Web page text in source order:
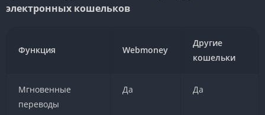
электронных кошельков
Функция Webmoney
Другие
кошельки
Мгновенные
переводы
Да Да